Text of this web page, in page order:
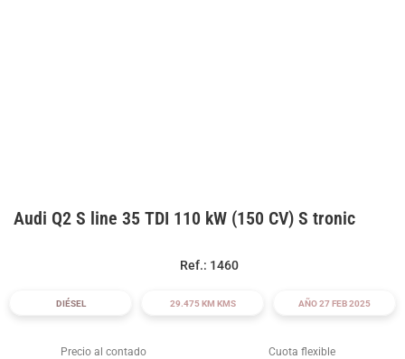
Audi Q2 S line 35 TDI 110 kW (150 CV) S tronic
Ref.: 1460
DIÉSEL 29.475 KM KMS AÑO 27 FEB 2025
Precio al contado Cuota flexible